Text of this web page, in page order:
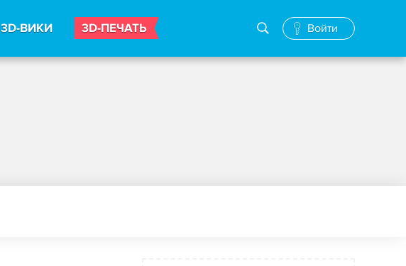
3D-ВИКИ 3D-ПЕЧАТЬ Войти